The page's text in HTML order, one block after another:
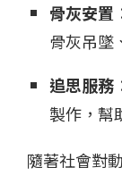
骨灰安置
骨灰吊墜
追思服務
製作，幫
隨著社會對